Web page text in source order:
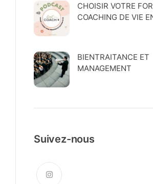
CHOISIR VOTRE
COACHING DE VIE
BIENTRAITANCE ET
MANAGEMENT
Suivez-nous